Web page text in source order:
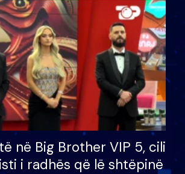
në Big Brother VIP 5, cili
i radhës që lë shtëpinë